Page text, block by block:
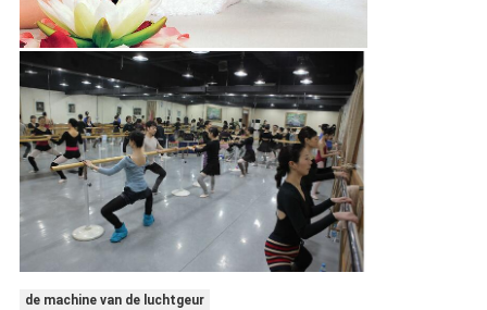
de machine van de luchtgeur